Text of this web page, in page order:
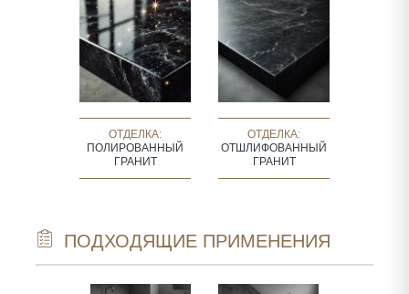
ОТДЕЛКА:
ПОЛИРОВАННЫЙ
ГРАНИТ
ОТДЕЛКА:
ОТШЛИФОВАННЫЙ
ГРАНИТ
ПОДХОДЯЩИЕ ПРИМЕНЕНИЯ